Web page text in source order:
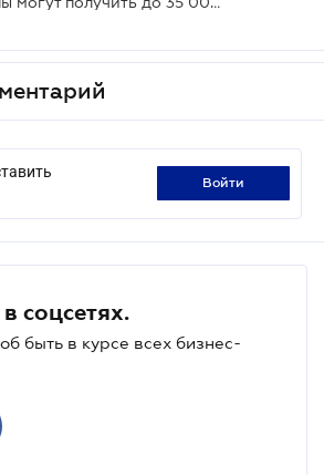
войти
соцсетях.
быть в курсе всех бизнес-